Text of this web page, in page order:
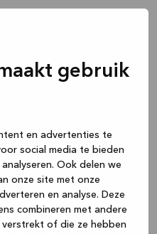
gebruik
en advertenties te
social media te bieden
Ook delen we
onze site met onze
en analyse. Deze
combineren met andere
of die ze hebben